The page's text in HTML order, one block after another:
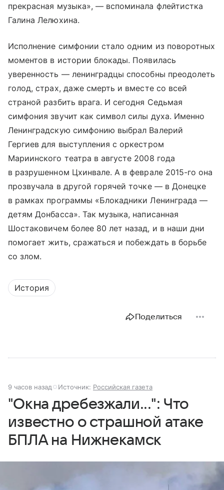
прекрасная музыка», — вспоминала флейтистка
Галина Лелюхина.
Исполнение симфонии стало одним из поворотных
моментов в истории блокады. Появилась
уверенность — ленинградцы способны преодолеть
голод, страх, даже смерть и вместе со всей
страной разбить врага. И сегодня Седьмая
симфония звучит как символ силы духа. Именно
Ленинградскую симфонию выбрал Валерий
Гергиев для выступления с оркестром
Мариинского театра в августе 2008 года
в разрушенном Цхинвале. А в феврале 2015-го она
прозвучала в другой горячей точке — в Донецке
в рамках программы «Блокадники Ленинграда —
детям Донбасса». Так музыка, написанная
Шостаковичем более 80 лет назад, и в наши дни
помогает жить, сражаться и побеждать в борьбе
со злом.
История
Поделиться
9 часов назад Источник: Российская газета
"Окна дребезжали...": Что
известно о страшной атаке
БПЛА на Нижнекамск